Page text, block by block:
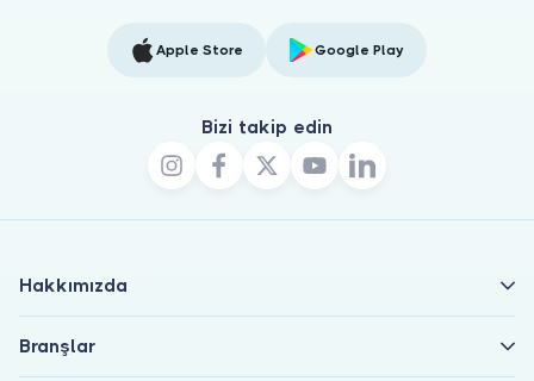
Apple Store Google Play
Bizi takip edin
Hakkımızda
Branşlar